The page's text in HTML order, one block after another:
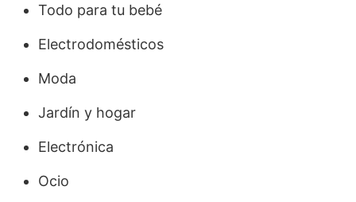
Todo para tu bebé
Electrodomésticos
Moda
Jardín y hogar
Electrónica
Ocio